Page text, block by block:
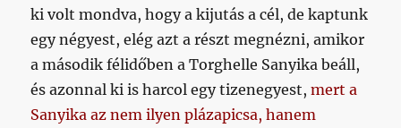
ki volt mondva, hogy a kijutás a cél, de kaptunk
egy négyest, elég azt a részt megnézni, amikor
a második félidőben a Torghelle Sanyika beáll,
és azonnal ki is harcol egy tizenegyest,mert a
Sanyika az nem ilyen plázapicsa, hanem